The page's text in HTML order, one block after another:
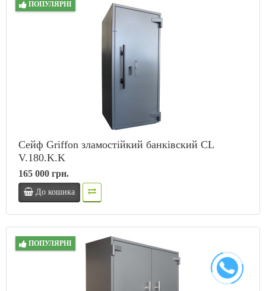
ПОПУЛЯРНІ
Сейф Griffon зламостійкий банківский CL
V.180.K.K
165 000 грн.
До кошика
ПОПУЛЯРНІ